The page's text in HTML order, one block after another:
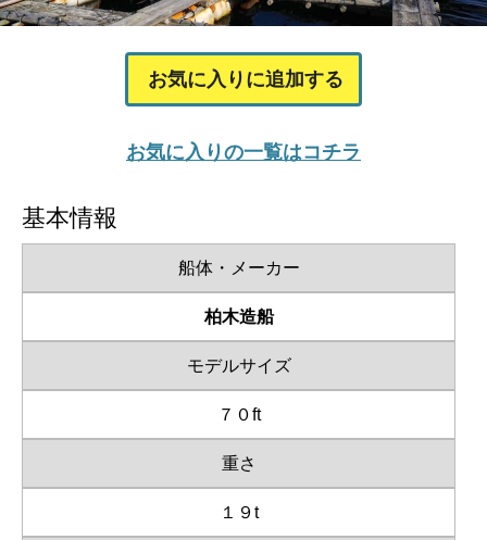
お気に入りに追加する
お気に入りの一覧はコチラ
基本情報
船体・メーカー
柏木造船
モデルサイズ
７０ft
重さ
１９t